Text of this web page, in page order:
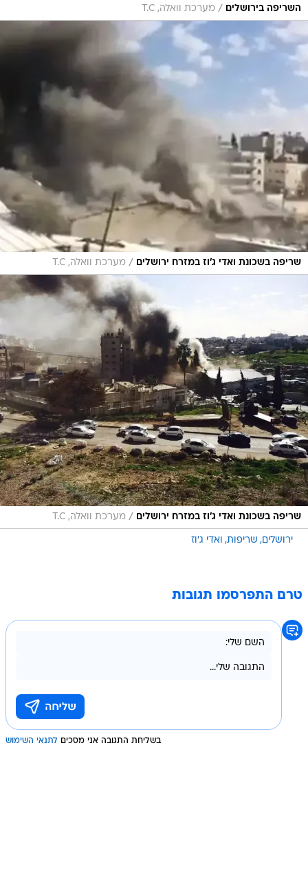
השריפה בירושלים / מערכת וואלה, T.C
שריפה בשכונת ואדי ג'וז במזרח ירושלים / מערכת וואלה, T.C
שריפה בשכונת ואדי ג'וז במזרח ירושלים / מערכת וואלה, T.C
ירושלים שריפות ואדי ג'וז
טרם התפרסמו תגובות
בשליחת התגובה אני מסכים לתנאי השימוש